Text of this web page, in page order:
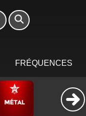
FRÉQUENCES
16h - 20h